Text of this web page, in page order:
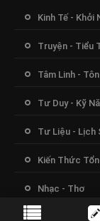
Kinh Tế - Khởi
Truyện - Tiểu
Tâm Linh -
Tư Duy - Kỹ
Tư Liệu - Lịch
Kiến Thức
Nhạc - Thơ